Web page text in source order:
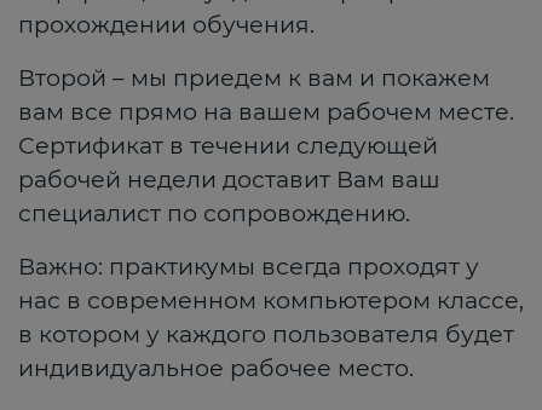
прохождении обучения.
Второй – мы приедем к вам и покажем
вам все прямо на вашем рабочем месте.
Сертификат в течении следующей
рабочей недели доставит Вам ваш
специалист по сопровождению.
Важно: практикумы всегда проходят у
нас в современном компьютером классе,
в котором у каждого пользователя будет
индивидуальное рабочее место.